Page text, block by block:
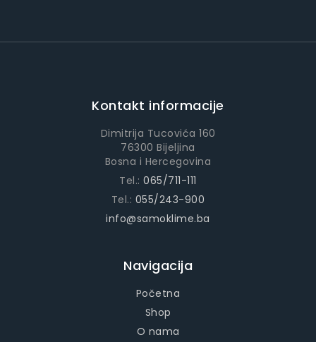
Kontakt informacije
Dimitrija Tucovića 160
76300 Bijeljina
Bosna i Hercegovina
Tel.:065/711-111
Tel.: 055/243-900
info@samoklime.ba
Navigacija
Početna
Shop
O nama